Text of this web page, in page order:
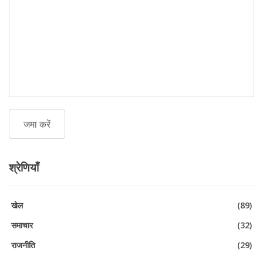
श्रेणियाँ
खेल
(89)
समाचार
(32)
राजनीति
(29)